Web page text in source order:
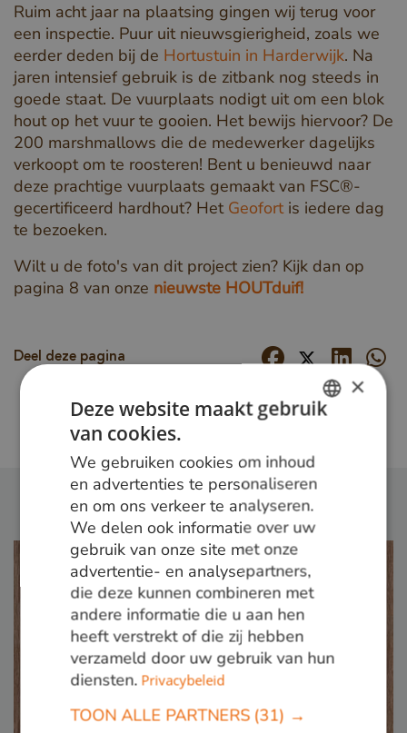
Ruim acht jaar na plaatsing gingen wij terug voor
een inspectie. Puur uit nieuwsgierigheid, zoals we
eerder deden bij de Hortustuin in Harderwijk. Na
jaren intensief gebruik is de zitbank nog steeds in
goede staat. De vuurplaats nodigt uit om een blok
hout op het vuur te gooien. Het bewijs hiervoor? De
200 marshmallows die de medewerker dagelijks
verkoopt om te roosteren! Bent u benieuwd naar
deze prachtige vuurplaats gemaakt van FSC®-
gecertificeerd hardhout? Het Geofortis iedere dag
te bezoeken.
Wilt u de foto's van dit project zien? Kijk dan op
pagina 8 van onze nieuwste HOUTduif!
Deel deze pagina
Terug naar overzicht
GERMAN
ENGLISH
×
Deze website maakt gebruik
van cookies.
We gebruiken cookies om inhoud
en advertenties te personaliseren
en om ons verkeer te analyseren.
We delen ook informatie over uw
gebruik van onze site met onze
advertentie- en analysepartners,
die deze kunnen combineren met
andere informatie die u aan hen
heeft verstrekt of die zij hebben
verzameld door uw gebruik van hun
diensten. Privacybeleid
TOON ALLE PARTNERS (31) →